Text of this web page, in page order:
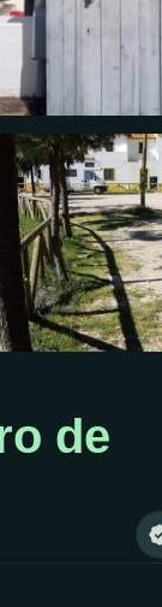
de